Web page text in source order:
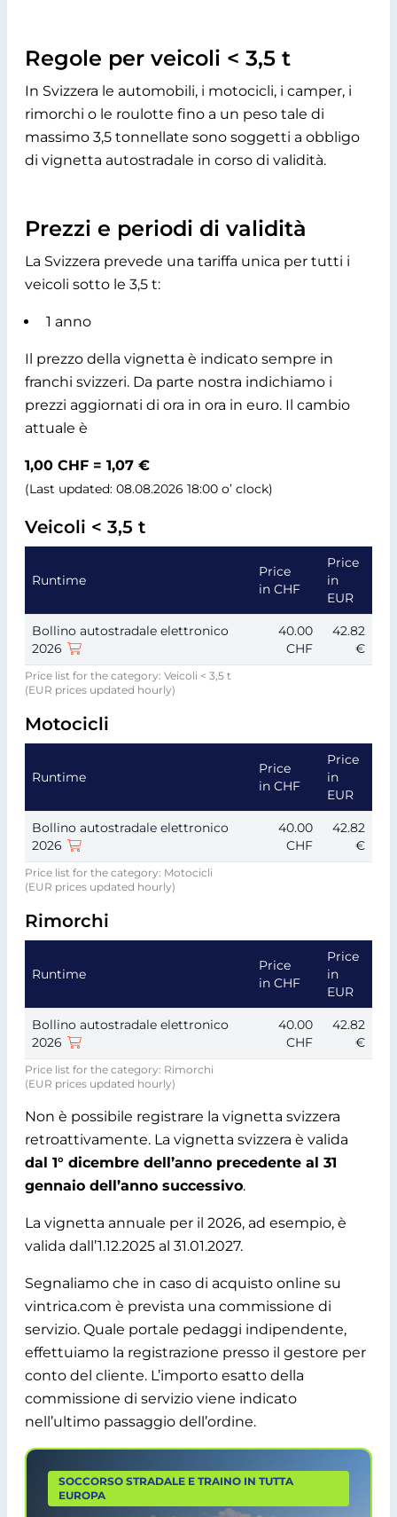
Regole per veicoli < 3,5 t
In Svizzera le automobili, i motocicli, i camper, i
rimorchi o le roulotte fino a un peso tale di
massimo 3,5 tonnellate sono soggetti a obbligo
di vignetta autostradale in corso di validità.
Prezzi e periodi di validità
La Svizzera prevede una tariffa unica per tutti i
veicoli sotto le 3,5 t:
1 anno
Il prezzo della vignetta è indicato sempre in
franchi svizzeri. Da parte nostra indichiamo i
prezzi aggiornati di ora in ora in euro. Il cambio
attuale è
1,00 CHF = 1,07 €
(Last updated: 08.08.2026 18:00 o’ clock)
Veicoli < 3,5 t
Price list for the category: Veicoli < 3,5 t
(EUR prices updated hourly)
Runtime
Price
in CHF
Price
in
EUR
Bollino autostradale elettronico
2026
40.00
CHF
42.82
€
Motocicli
Price list for the category: Motocicli
(EUR prices updated hourly)
Runtime
Price
in CHF
Price
in
EUR
Bollino autostradale elettronico
2026
40.00
CHF
42.82
€
Rimorchi
Price list for the category: Rimorchi
(EUR prices updated hourly)
Runtime
Price
in CHF
Price
in
EUR
Bollino autostradale elettronico
2026
40.00
CHF
42.82
€
Non è possibile registrare la vignetta svizzera
retroattivamente. La vignetta svizzera è valida
dal 1° dicembre dell’anno precedente al 31
gennaio dell’anno successivo.
La vignetta annuale per il 2026, ad esempio, è
valida dall’1.12.2025 al 31.01.2027.
Segnaliamo che in caso di acquisto online su
vintrica.com è prevista una commissione di
servizio. Quale portale pedaggi indipendente,
effettuiamo la registrazione presso il gestore per
conto del cliente. L’importo esatto della
commissione di servizio viene indicato
nell’ultimo passaggio dell’ordine.
SOCCORSO STRADALE E TRAINO IN TUTTA
EUROPA